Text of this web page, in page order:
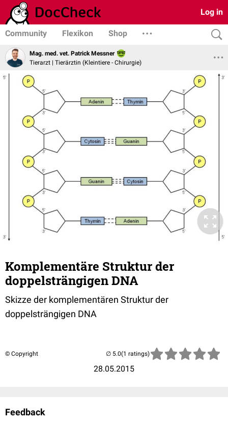
Log in
Community Flexikon Shop
Mag. med. vet. Patrick Messner
Tierarzt | Tierärztin (Kleintiere - Chirurgie)
Komplementäre Struktur der
doppelsträngigen DNA
Skizze der komplementären Struktur der
doppelsträngigen DNA
© Copyright
28.05.2015
(1 ratings)
Feedback